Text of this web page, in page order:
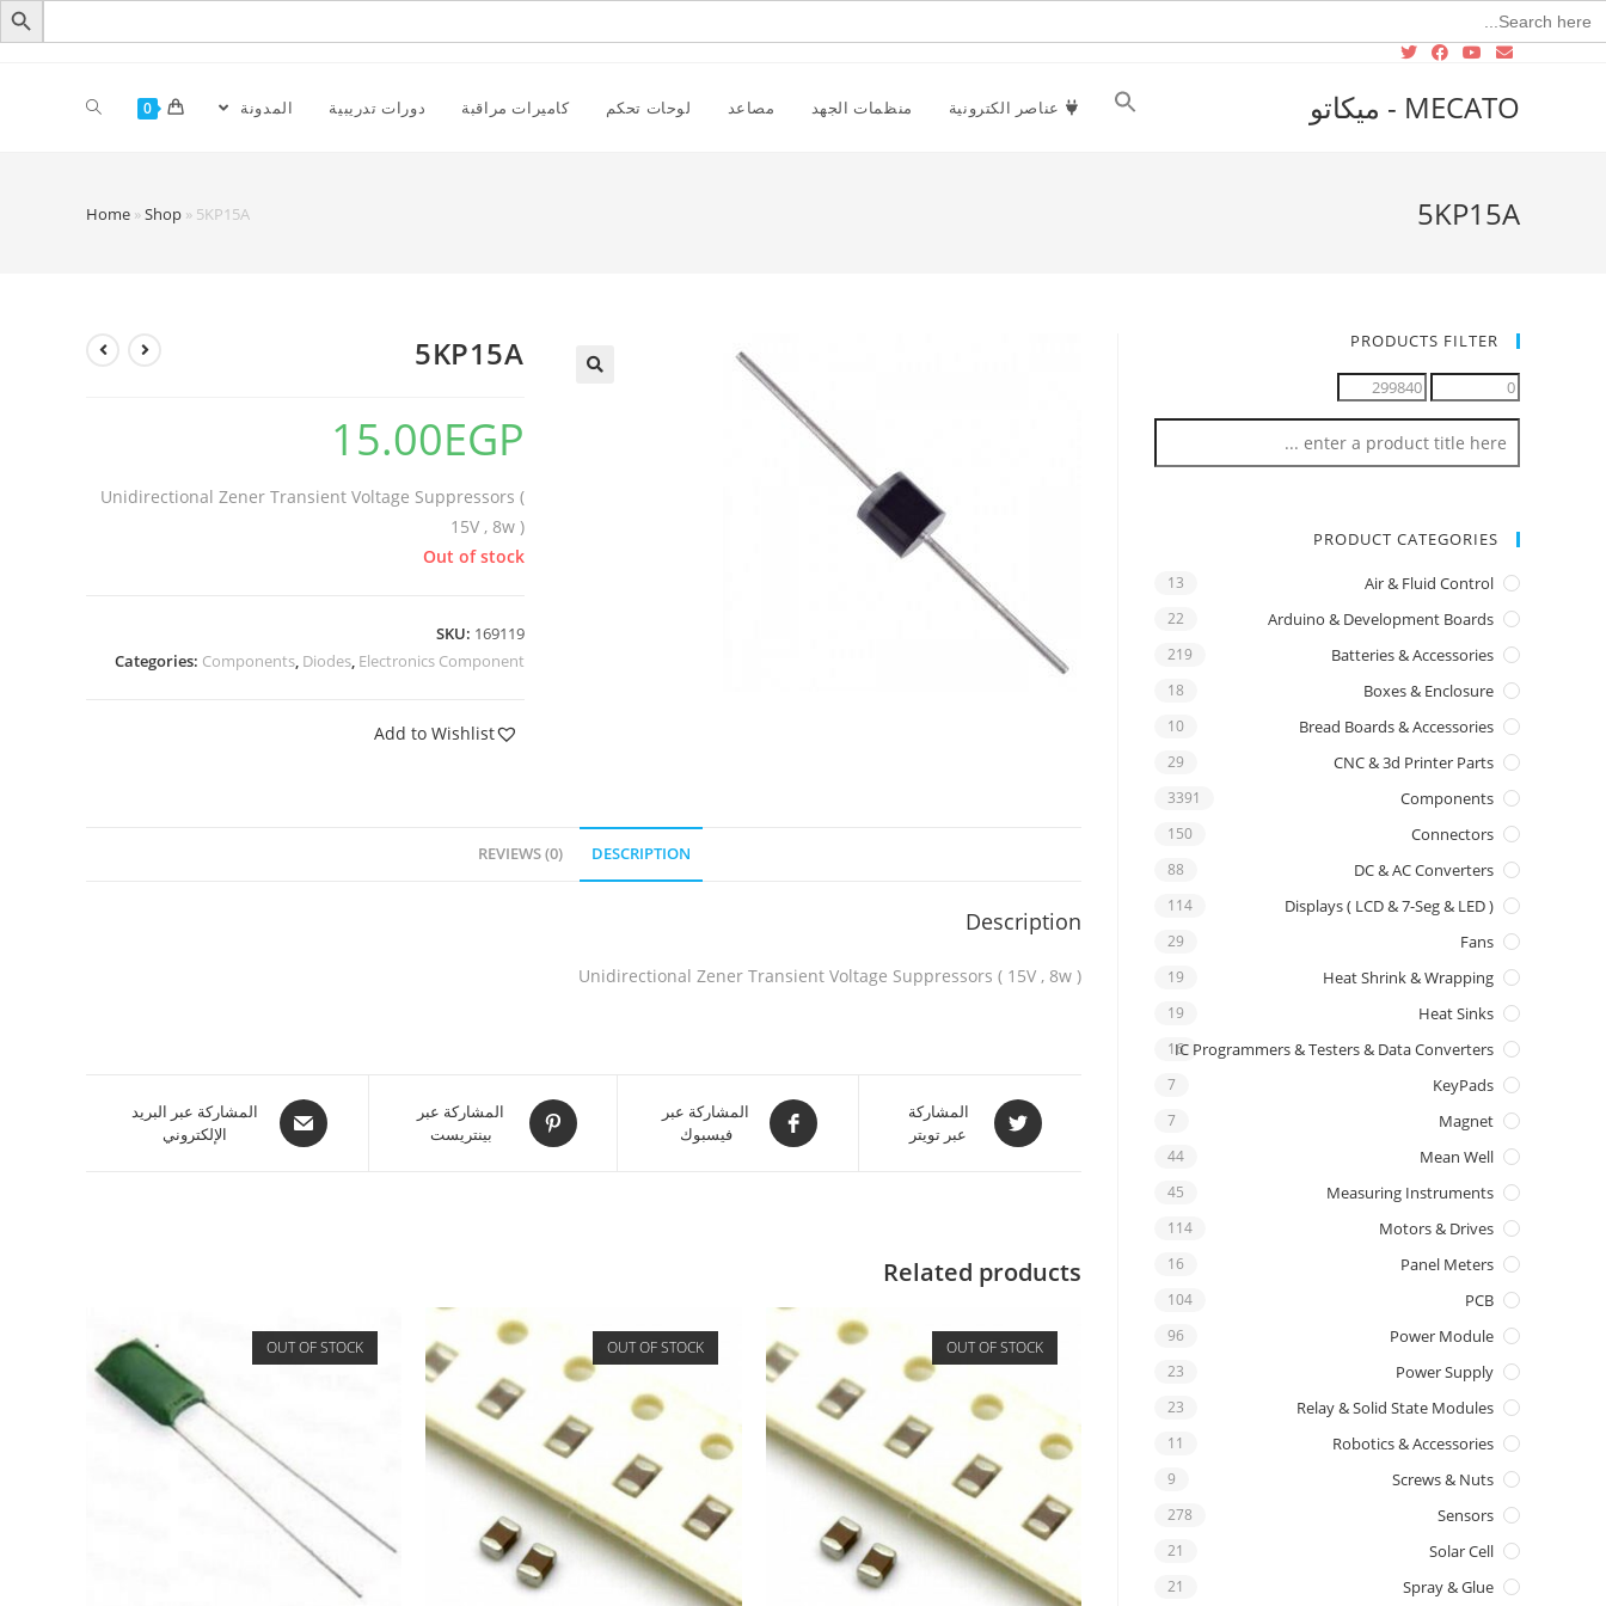
Search
for:
MECATO - ميكاتو عناصر الكترونية منظمات الجهد مصاعد لوحات تحكم كاميرات مراقبة دورات تدريبية المدونة 0
5KP15A
Home »Shop » 5KP15A
5KP15A
15.00EGP
Unidirectional Zener Transient Voltage Suppressors (
15V , 8w )
Out of stock
SKU: 169119
Categories: Components, Diodes, Electronics Component
Add to Wishlist
DESCRIPTION
REVIEWS (0)
Description
Unidirectional Zener Transient Voltage Suppressors ( 15V , 8w )
المشاركة
عبر تويتر
المشاركة عبر
فيسبوك
المشاركة عبر
بينتريست
المشاركة عبر البريد
الإلكتروني
Related products
OUT OF STOCK
OUT OF STOCK
OUT OF STOCK
PRODUCTS FILTER
PRODUCT CATEGORIES
Air & Fluid Control
13
Arduino & Development Boards
22
Batteries & Accessories
219
Boxes & Enclosure
18
Bread Boards & Accessories
10
CNC & 3d Printer Parts
29
Components
3391
Connectors
150
DC & AC Converters
88
Displays ( LCD & 7-Seg & LED )
114
Fans
29
Heat Shrink & Wrapping
19
Heat Sinks
19
IC Programmers & Testers & Data Converters
16
KeyPads
7
Magnet
7
Mean Well
44
Measuring Instruments
45
Motors & Drives
114
Panel Meters
16
PCB
104
Power Module
96
Power Supply
23
Relay & Solid State Modules
23
Robotics & Accessories
11
Screws & Nuts
9
Sensors
278
Solar Cell
21
Spray & Glue
21